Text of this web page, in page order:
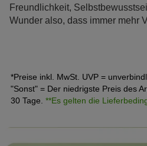
Freundlichkeit,
Wunder also, dass immer mehr
*Preise inkl. MwSt. UVP =
"Sonst" = Der niedrigste Preis des
30 Tage. **Es gelten die